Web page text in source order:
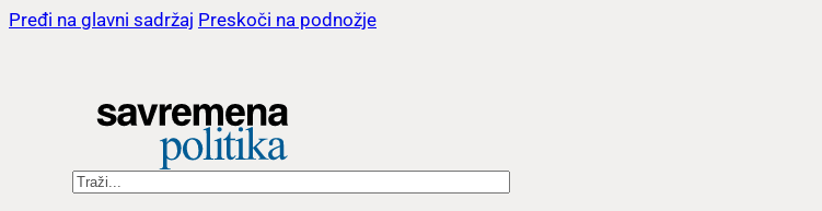
Pređi na glavni sadržaj Preskoči na podnožje
Pretraga